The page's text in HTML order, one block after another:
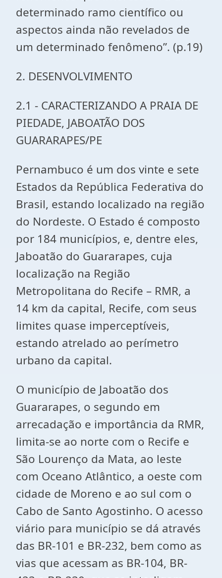
determinado ramo científico ou
aspectos ainda não revelados de
um determinado fenômeno”. (p.19)
2. DESENVOLVIMENTO
2.1 - CARACTERIZANDO A PRAIA DE
PIEDADE, JABOATÃO DOS
GUARARAPES/PE
Pernambuco é um dos vinte e sete
Estados da República Federativa do
Brasil, estando localizado na região
do Nordeste. O Estado é composto
por 184 municípios, e, dentre eles,
Jaboatão do Guararapes, cuja
localização na Região
Metropolitana do Recife – RMR, a
14 km da capital, Recife, com seus
limites quase imperceptíveis,
estando atrelado ao perímetro
urbano da capital.
O município de Jaboatão dos
Guararapes, o segundo em
arrecadação e importância da RMR,
limita-se ao norte com o Recife e
São Lourenço da Mata, ao leste
com Oceano Atlântico, a oeste com
cidade de Moreno e ao sul com o
Cabo de Santo Agostinho. O acesso
viário para município se dá através
das BR-101 e BR-232, bem como as
vias que acessam as BR-104, BR-